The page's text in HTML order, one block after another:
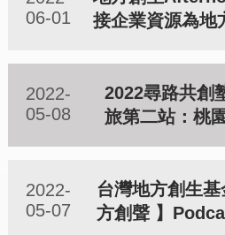
06-01
接企業資源為地
2022-
05-08
2022尋路共創
旅第二站：桃園
2022-
05-07
台灣地方創生
方創聲 】